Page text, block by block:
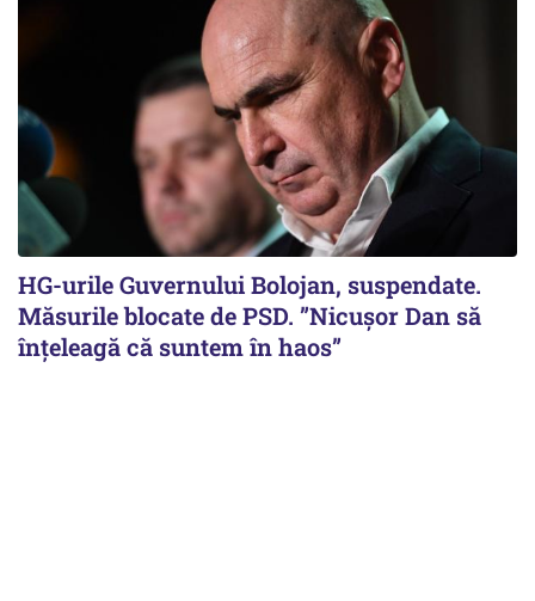
HG-urile Guvernului Bolojan, suspendate.
Măsurile blocate de PSD. ”Nicușor Dan să
înțeleagă că suntem în haos”